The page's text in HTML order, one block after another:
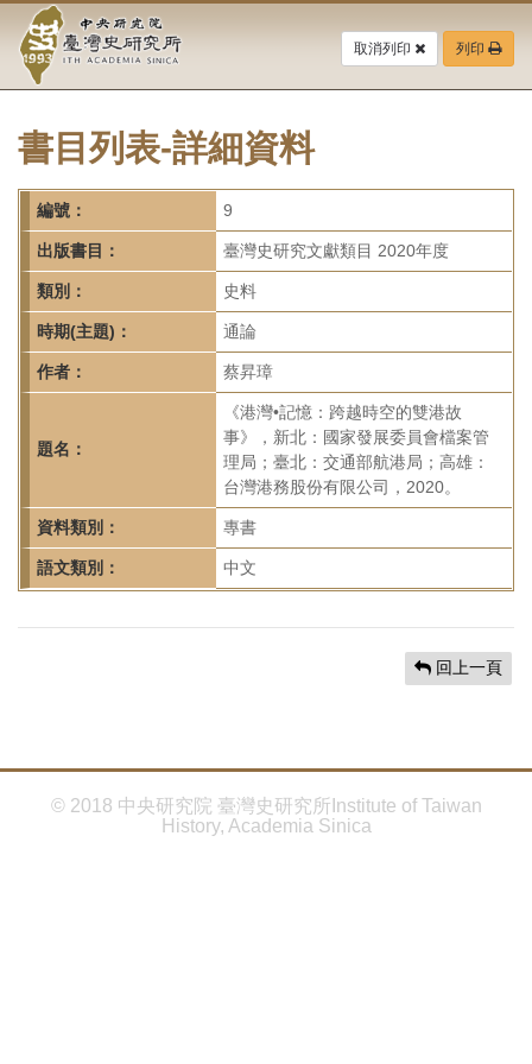
要
中
央
研
究
院-
臺
灣
史
研
究
首
頁
取消列印 列印
書目列表-詳細資料
編號： 9
出版書目： 臺灣史研究文獻類目 2020年度
類別： 史料
時期(主題)： 通論
作者： 蔡昇璋
題名：
《港灣•記憶：跨越時空的雙港故
事》，新北：國家發展委員會檔案管
理局；臺北：交通部航港局；高雄：
台灣港務股份有限公司，2020。
資料類別： 專書
語文類別： 中文
回上一頁
© 2018 中央研究院 臺灣史研究所Institute of Taiwan
History, Academia Sinica